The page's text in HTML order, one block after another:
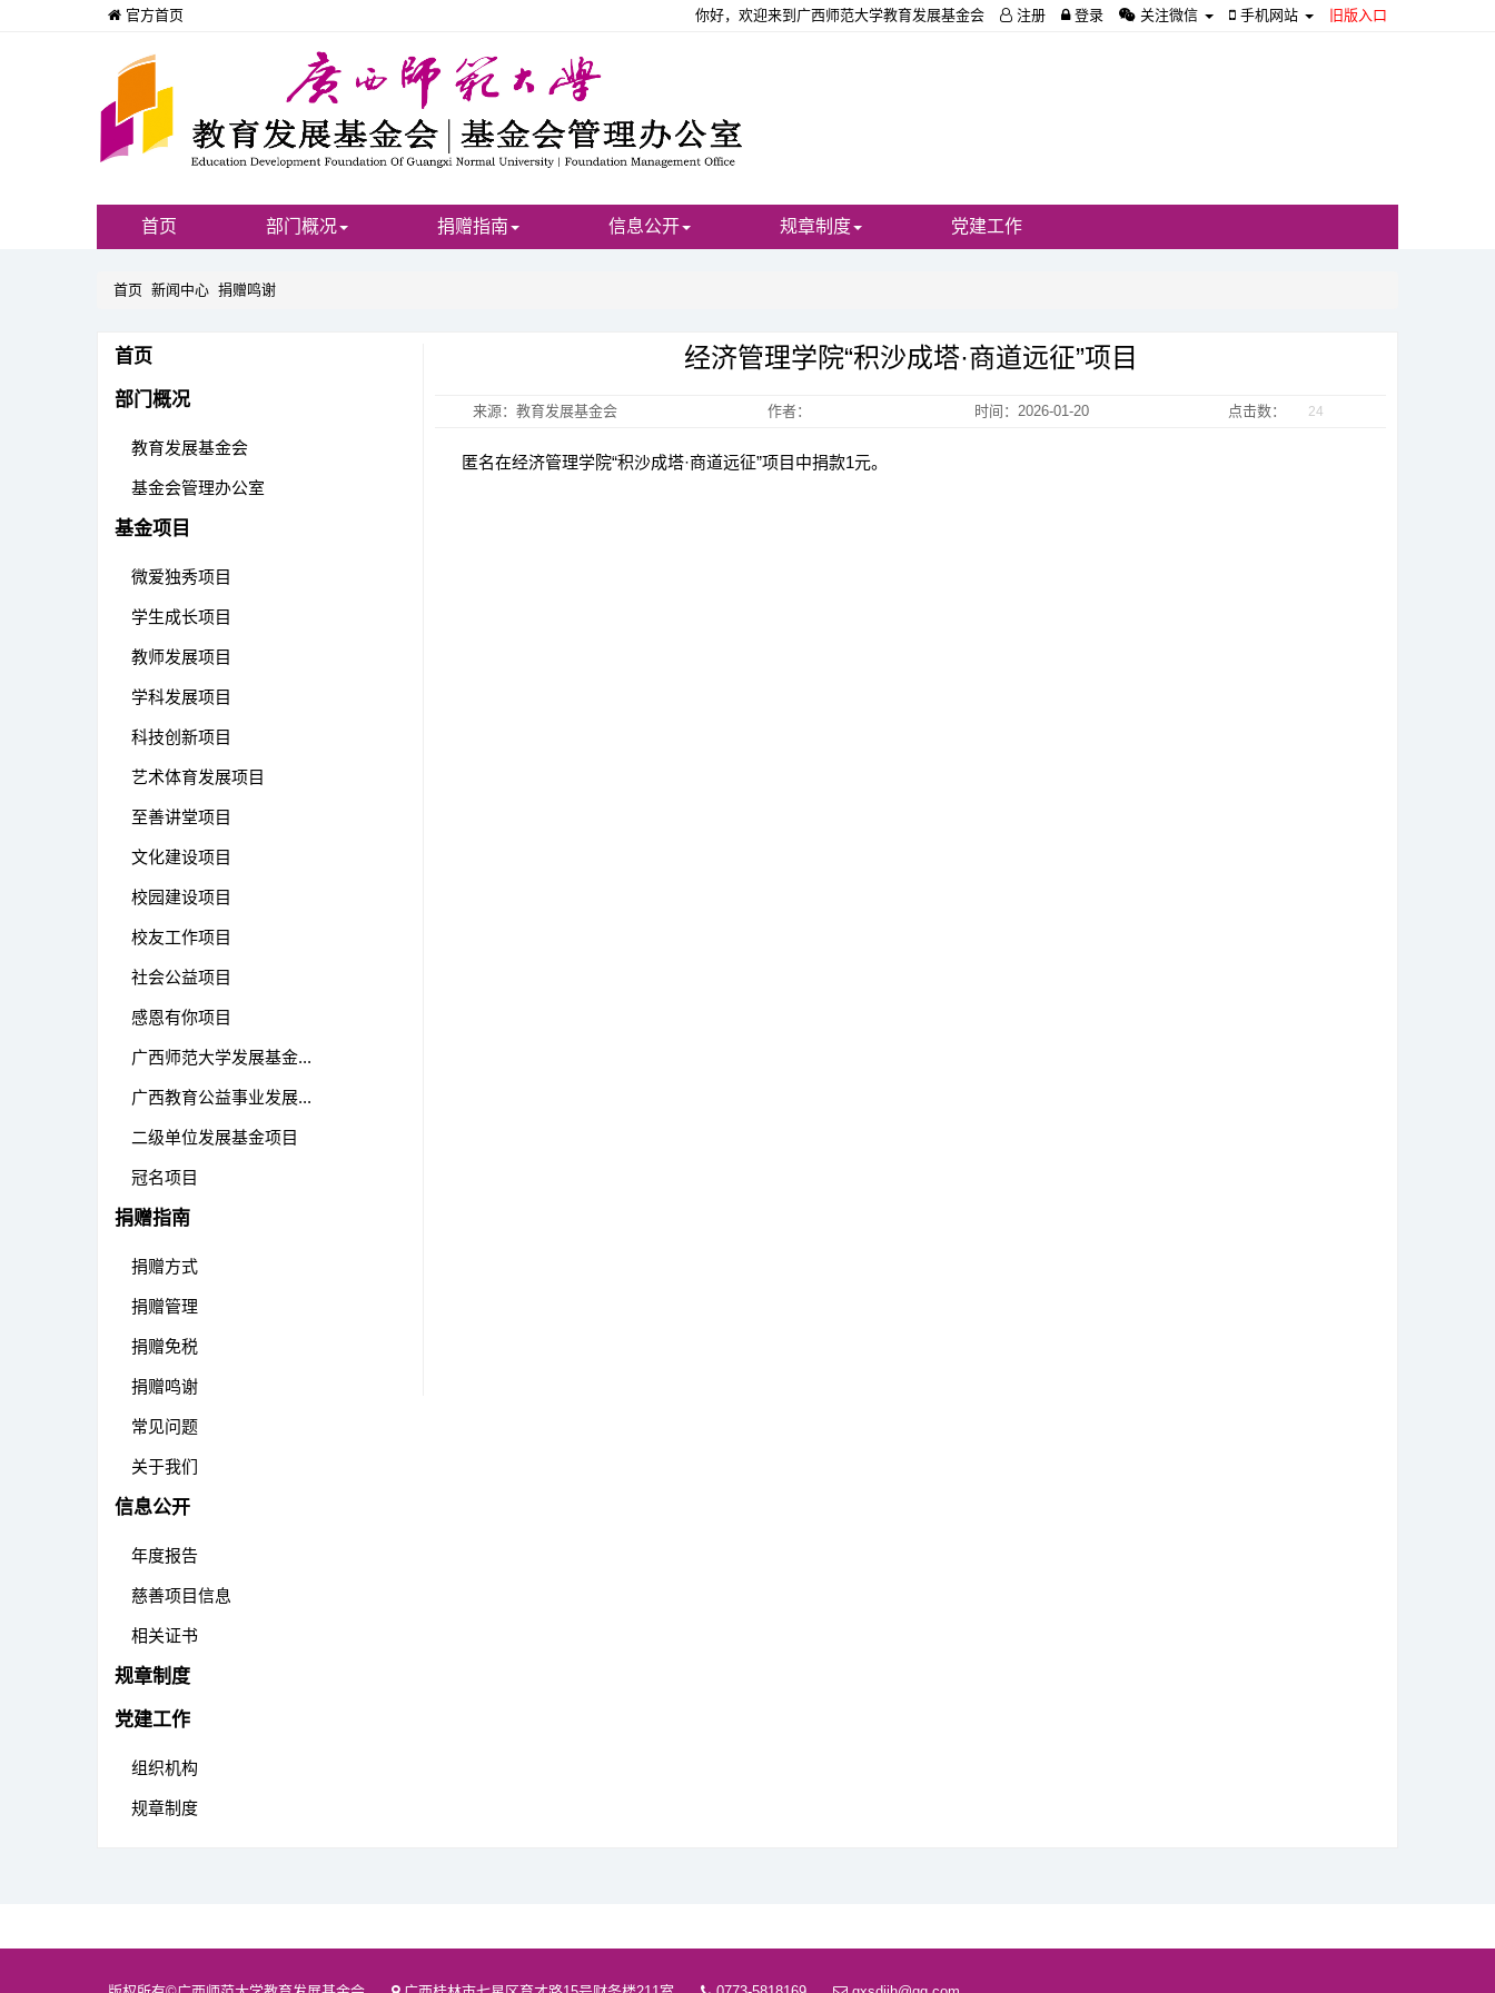
官方首页 你好，欢迎来到广西师范大学教育发展基金会 注册 登录 关注微信 手机网站 旧版入口
首页 部门概况 捐赠指南 信息公开 规章制度 党建工作
首页 新闻中心 捐赠鸣谢
首页
部门概况
教育发展基金会
基金会管理办公室
基金项目
微爱独秀项目
学生成长项目
教师发展项目
学科发展项目
科技创新项目
艺术体育发展项目
至善讲堂项目
文化建设项目
校园建设项目
校友工作项目
社会公益项目
感恩有你项目
广西师范大学发展基金...
广西教育公益事业发展...
二级单位发展基金项目
冠名项目
捐赠指南
捐赠方式
捐赠管理
捐赠免税
捐赠鸣谢
常见问题
关于我们
信息公开
年度报告
慈善项目信息
相关证书
规章制度
党建工作
组织机构
规章制度
经济管理学院“积沙成塔·商道远征”项目
来源：教育发展基金会 作者： 时间：2026-01-20 点击数： 24
匿名在经济管理学院“积沙成塔·商道远征”项目中捐款1元。